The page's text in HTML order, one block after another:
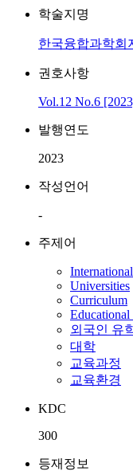
학술지명
한국융합과학회
권호사항
Vol.12 No.6
발행연도
2023
작성언어
-
주제어
Universities
Curriculum
외국인 유
대학
교육과정
교육환경
KDC
300
등재정보